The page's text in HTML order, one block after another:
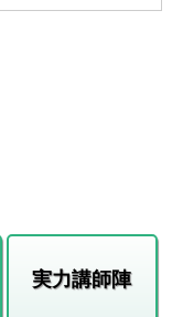
実力講師陣